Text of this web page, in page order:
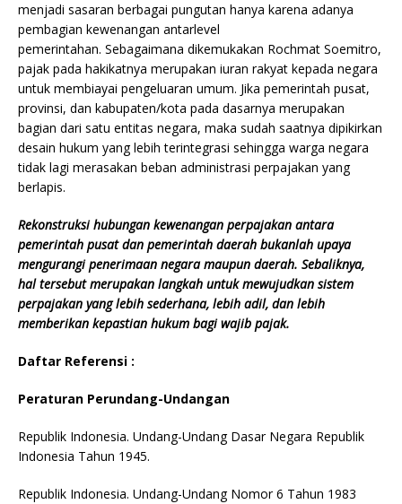
menjadi sasaran berbagai pungutan hanya karena adanya
pembagian kewenangan antarlevel
pemerintahan. Sebagaimana dikemukakan Rochmat Soemitro,
pajak pada hakikatnya merupakan iuran rakyat kepada negara
untuk membiayai pengeluaran umum. Jika pemerintah pusat,
provinsi, dan kabupaten/kota pada dasarnya merupakan
bagian dari satu entitas negara, maka sudah saatnya dipikirkan
desain hukum yang lebih terintegrasi sehingga warga negara
tidak lagi merasakan beban administrasi perpajakan yang
berlapis.
Rekonstruksi hubungan kewenangan perpajakan antara
pemerintah pusat dan pemerintah daerah bukanlah upaya
mengurangi penerimaan negara maupun daerah. Sebaliknya,
hal tersebut merupakan langkah untuk mewujudkan sistem
perpajakan yang lebih sederhana, lebih adil, dan lebih
memberikan kepastian hukum bagi wajib pajak.
Daftar Referensi :
Peraturan Perundang-Undangan
Republik Indonesia. Undang-Undang Dasar Negara Republik
Indonesia Tahun 1945.
Republik Indonesia. Undang-Undang Nomor 6 Tahun 1983